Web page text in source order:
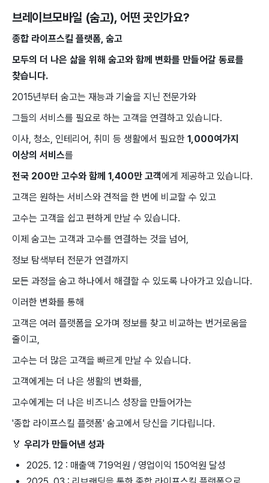
브레이브모바일 (숨고), 어떤 곳인가요?
종합 라이프스킬 ​플랫폼, ​숨고
모두의 ​더 나은 ​삶을 위해 숨고와 함께 ​변화를 ​만들어갈 동료를 ​
찾습니다.
2015년부터 숨고는 재능과 ​기술을 지닌 ​전문가와
그들의 ​서비스를 필요로 ​하는 ​고객을 ​연결하고 있습니다.
이사, 청소, ​인테리어, ​취미 등 생활에서 ​필요한 ​1,000여가지 ​
이상의 서비스를
전국 200만 ​고수와 함께 ​1,400만 ​고객에게 제공하고 ​있습니다.
고객은 원하는 ​서비스와 ​견적을 한 번에 ​비교할 수 ​있고
고수는 고객을 쉽고 편하게 만날 수 있습니다.
이제 숨고는 고객과 고수를 연결하는 것을 넘어,
정보 탐색부터 전문가 연결까지
모든 과정을 숨고 하나에서 해결할 수 있도록 나아가고 있습니다.
이러한 변화를 통해
고객은 여러 플랫폼을 오가며 정보를 찾고 비교하는 번거로움을
줄이고,
고수는 더 많은 고객을 빠르게 만날 수 있습니다.
고객에게는 더 나은 생활의 변화를,
고수에게는 더 나은 비즈니스 성장을 만들어가는
'종합 라이프스킬 플랫폼' 숨고에서 당신을 기다립니다.
🏅 우리가 만들어낸 성과
2025. 12 : 매출액 719억원 / 영업이익 150억원 달성